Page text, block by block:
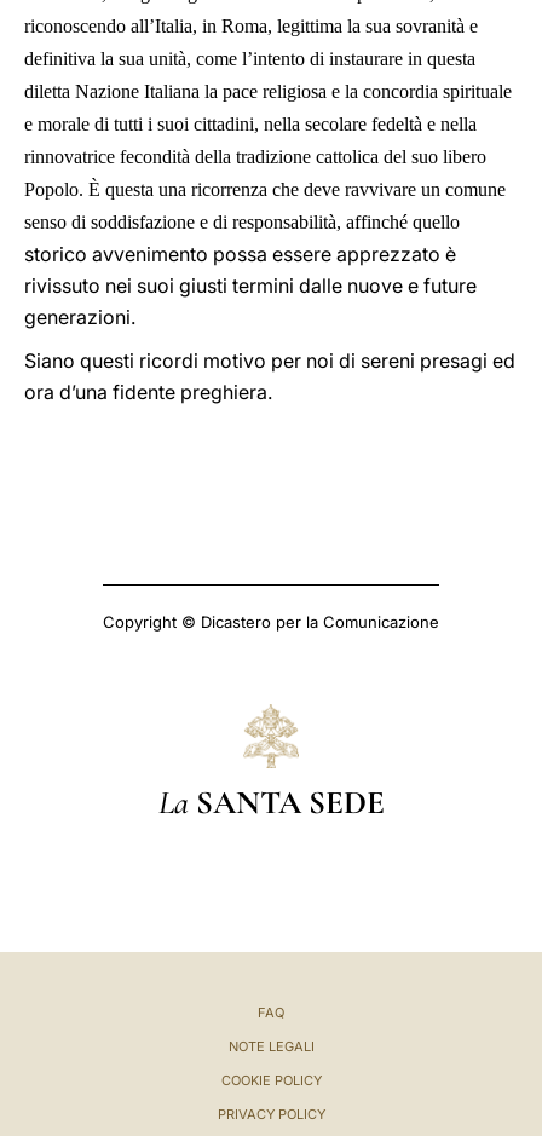
riconoscendo all’Italia, in Roma, legittima la sua sovranità e
definitiva la sua unità, come l’intento di instaurare in questa
diletta Nazione Italiana la pace religiosa e la concordia spirituale
e morale di tutti i suoi cittadini, nella secolare fedeltà e nella
rinnovatrice fecondità della tradizione cattolica del suo libero
Popolo. È questa una ricorrenza che deve ravvivare un comune
senso di soddisfazione e di responsabilità, affinché quello
storico avvenimento possa essere apprezzato è
rivissuto nei suoi giusti termini dalle nuove e future
generazioni.
Siano questi ricordi motivo per noi di sereni presagi ed
ora d’una fidente preghiera.
Copyright © Dicastero per la Comunicazione
La SANTA SEDE
FAQ
NOTE LEGALI
COOKIE POLICY
PRIVACY POLICY